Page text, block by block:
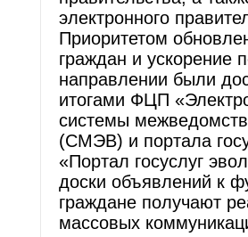
электронного
Приоритетом
граждан и ускорение
направлении были
итогами ФЦП
системы
(СМЭВ) и портала
«Портал госуслуг
доски объявлений к
граждане получают
массовых